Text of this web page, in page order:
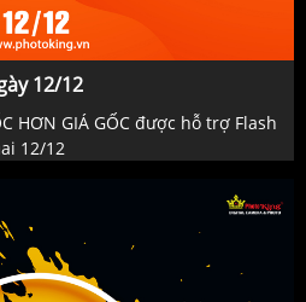
12/12
HƠN GIÁ GỐC được hỗ trợ Flash
12/12